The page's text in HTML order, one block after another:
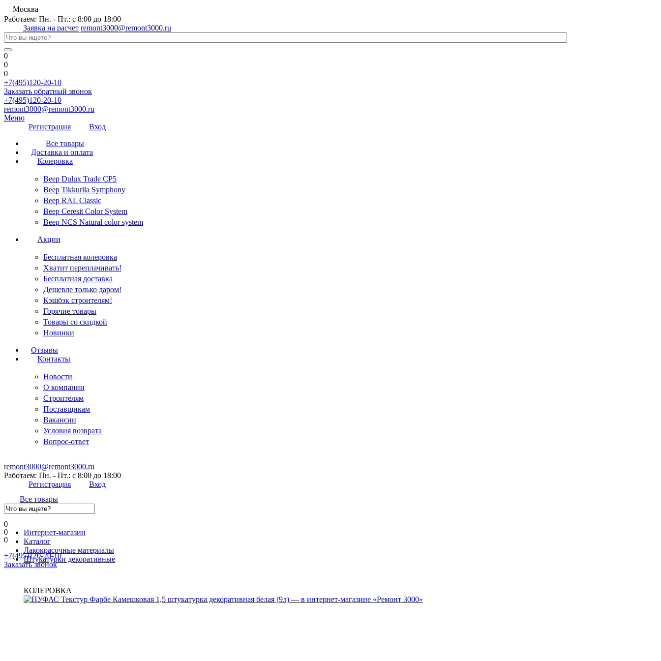
Москва
Работаем: Пн. - Пт.: с 8:00 до 18:00
Заявка на расчет remont3000@remont3000.ru
0
0
0
+7(495)120-20-10
Заказать обратный звонок
+7(495)120-20-10
remont3000@remont3000.ru
Меню
Регистрация
Вход
Все товары
Доставка и оплата
Колеровка
Веер Dulux Trade CP5
Веер Tikkurila Symphony
Веер RAL Classic
Веер Ceresit Color System
Веер NCS Natural color system
Акции
Бесплатная колеровка
Хватит переплачивать!
Бесплатная доставка
Дешевле только даром!
Кэшбэк строителям!
Горячие товары
Товары со скидкой
Новинки
Отзывы
Контакты
Новости
О компании
Строителям
Поставщикам
Вакансии
Условия возврата
Вопрос-ответ
remont3000@remont3000.ru
Работаем: Пн. - Пт.: с 8:00 до 18:00
Регистрация
Вход
Все товары
0
0
0
+7(495)120-20-10
Заказать звонок
Интернет-магазин
Каталог
Лакокрасочные материалы
Штукатурки декоративные
КОЛЕРОВКА